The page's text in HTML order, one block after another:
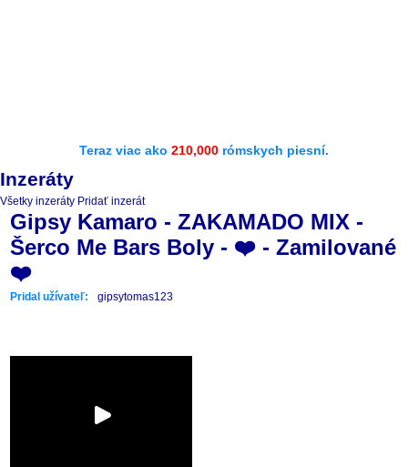
Teraz viac ako 210,000 rómskych piesní.
Inzeráty
Všetky inzeráty Pridať inzerát
Gipsy Kamaro - ZAKAMADO MIX -
Šerco Me Bars Boly - ❤️ - Zamilované
❤️
Pridal užívateľ: gipsytomas123